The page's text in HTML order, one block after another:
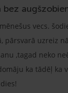
bez
vecs.
pārsvarā uzreiz
,tagad neko
ka tādēļ